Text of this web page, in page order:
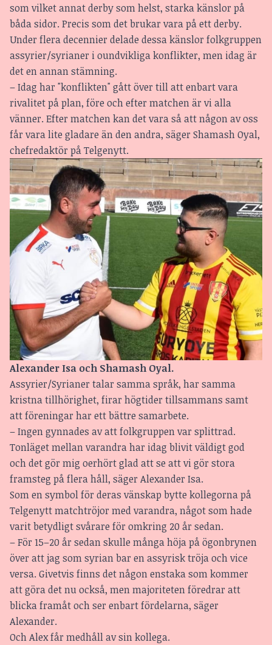
som vilket annat derby som helst, starka känslor på
båda sidor. Precis som det brukar vara på ett derby.
Under flera decennier delade dessa känslor folkgruppen
assyrier/syrianer i oundvikliga konflikter, men idag är
det en annan stämning.
– Idag har "konflikten" gått över till att enbart vara
rivalitet på plan, före och efter matchen är vi alla
vänner. Efter matchen kan det vara så att någon av oss
får vara lite gladare än den andra, säger Shamash Oyal,
chefredaktör på Telgenytt.
Alexander Isa och Shamash Oyal.
Assyrier/Syrianer talar samma språk, har samma
kristna tillhörighet, firar högtider tillsammans samt
att föreningar har ett bättre samarbete.
– Ingen gynnades av att folkgruppen var splittrad.
Tonläget mellan varandra har idag blivit väldigt god
och det gör mig oerhört glad att se att vi gör stora
framsteg på flera håll, säger Alexander Isa.
Som en symbol för deras vänskap bytte kollegorna på
Telgenytt matchtröjor med varandra, något som hade
varit betydligt svårare för omkring 20 år sedan.
– För 15–20 år sedan skulle många höja på ögonbrynen
över att jag som syrian bar en assyrisk tröja och vice
versa. Givetvis finns det någon enstaka som kommer
att göra det nu också, men majoriteten föredrar att
blicka framåt och ser enbart fördelarna, säger
Alexander.
Och Alex får medhåll av sin kollega.